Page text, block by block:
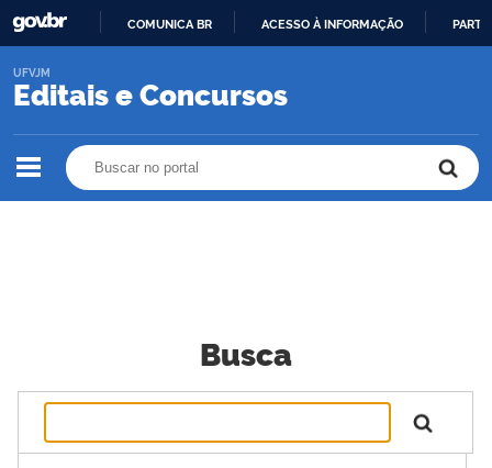
O
COMUNICA BR ACESSO À INFORMAÇÃO
Editais e Concursos
UFVJM
Busca